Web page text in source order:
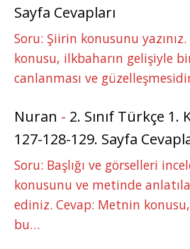
Sayfa Cevapları
Soru: Şiirin konusunu
konusu, ilkbaharın gelişiyle
canlanması ve
Nuran - 2. Sınıf Türkçe 1.
127-128-129. Sayfa
Soru: Başlığı ve görselleri
konusunu ve metinde
ediniz. Cevap: Metnin
bu…